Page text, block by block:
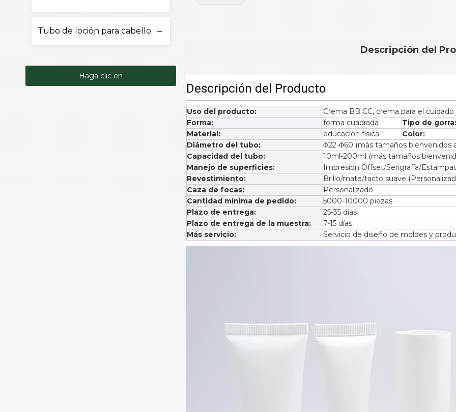
Tubo de loción para cabello y cuerpo
Haga clic en
Descripción del
Descripción del Producto
Uso del producto:
Crema BB CC, crema para el
Forma:
forma cuadrada Tipo de gorra:
Material:
educación física Color:
Diámetro del tubo:
Φ22-Φ60 (más tamaños bienvenidos
Capacidad del tubo:
10ml-200ml (más tamaños
Manejo de superficies:
Impresión Offset/Serigrafía/
Revestimiento:
Brillo/mate/tacto suave
Caza de focas:
Personalizado
Cantidad mínima de pedido:
5000-10000 piezas
Plazo de entrega:
25-35 días
Plazo de entrega de la muestra:
7-15 días
Más servicio:
Servicio de diseño de moldes y